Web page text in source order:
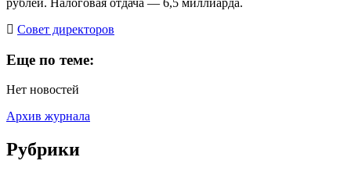
Cовет директоров
Еще по теме:
Нет новостей
Архив журнала
Рубрики